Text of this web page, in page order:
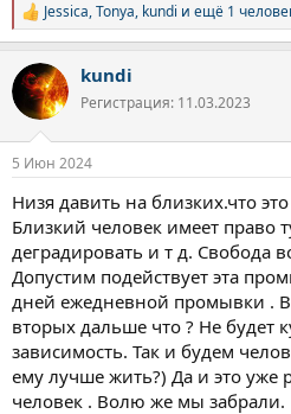
Р
е
к
ц
и
Jessica,Tonya, kundi и ещё 1
kundi
Регистрация: 11.03.2023
5 Июн 2024
Низя давить на близких.что
Близкий человек имеет право
деградировать и т д. Свобода
Допустим подействует эта
дней ежедневной промывки .
вторых дальше что ? Не будет
зависимость. Так и будем
ему лучше жить?) Да и это уже
человек . Волю же мы забрали.